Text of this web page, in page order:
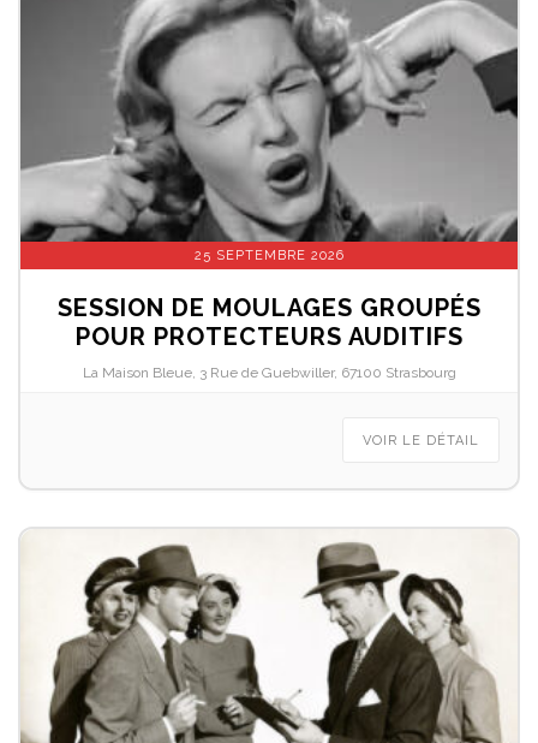
25 SEPTEMBRE 2026
SESSION DE MOULAGES GROUPÉS
POUR PROTECTEURS AUDITIFS
La Maison Bleue, 3 Rue de Guebwiller, 67100 Strasbourg
VOIR LE DÉTAIL